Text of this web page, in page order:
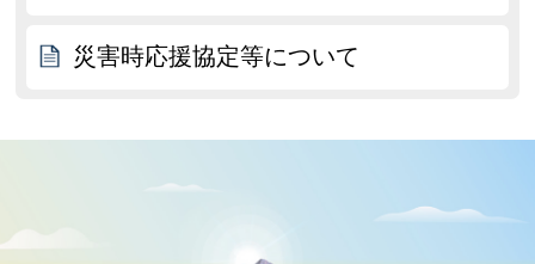
災害時応援協定等について